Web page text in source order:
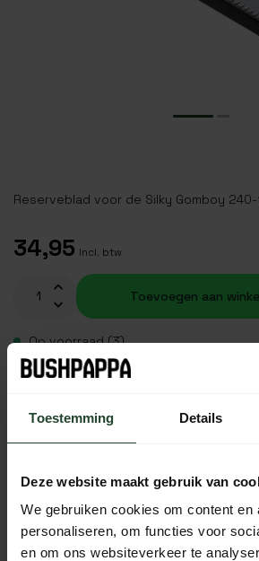
Toestemming Details
Deze website maakt gebruik van
We gebruiken cookies om content en
personaliseren, om functies voor
en om ons websiteverkeer te
Reserveblad voor de Silky Gomboy 240-
34,95 Incl. btw
Toevoegen aan
Op voorraad (3)
Plaats je bestelling binnen
Gratis verzending vanaf € 90,- (NL, BE
Ma t/m Vr voor 17:00 besteld,
Iedere dag bereikbaar van 10:00 tot
telefoon of email